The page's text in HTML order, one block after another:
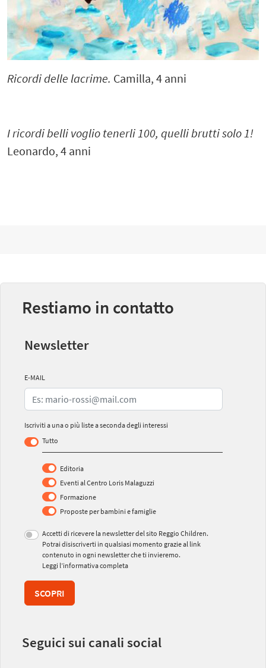
Ricordi delle lacrime. Camilla, 4 anni
I ricordi belli voglio tenerli 100, quelli brutti solo 1!
Leonardo, 4 anni
Restiamo in contatto
Newsletter
E-MAIL
Iscriviti a una o più liste a seconda degli interessi
Tutto
Editoria
Eventi al Centro Loris Malaguzzi
Formazione
Proposte per bambini e famiglie
Accetti di ricevere la newsletter del sito Reggio Children.
Potrai disiscriverti in qualsiasi momento grazie al link
contenuto in ogni newsletter che ti invieremo.
Leggi l’informativa completa
SCOPRI
Seguici sui canali social